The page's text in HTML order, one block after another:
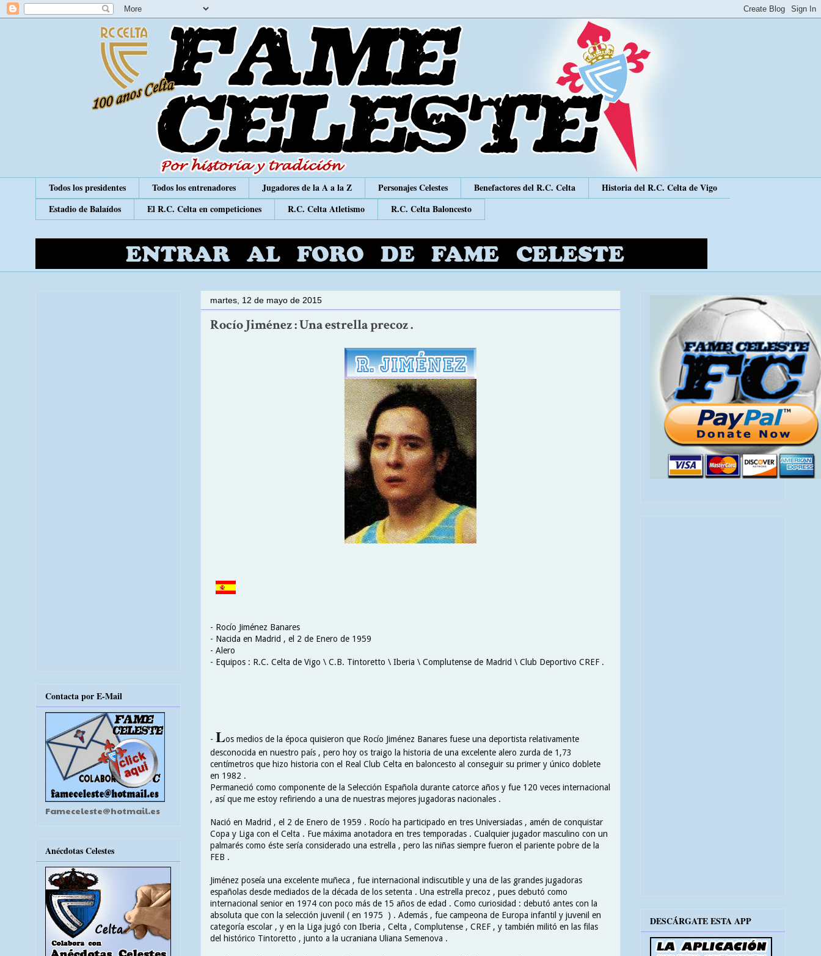
Todos los presidentes Todos los entrenadores Jugadores de la A a la Z Personajes Celestes Benefactores del R.C. Celta
Historia del R.C. Celta de Vigo
Estadio de Balaídos
El R.C. Celta en competiciones R.C. Celta Atletismo R.C. Celta Baloncesto
martes, 12 de mayo de 2015
Rocío Jiménez : Una estrella precoz .
- Rocío Jiménez Banares
- Nacida en Madrid , el 2 de Enero de 1959
- Alero
- Equipos : R.C. Celta de Vigo \ C.B. Tintoretto \ Iberia \ Complutense de Madrid \ Club Deportivo CREF .
- Los medios de la época quisieron que Rocío Jiménez Banares fuese una deportista relativamente
desconocida en nuestro país , pero hoy os traigo la historia de una excelente alero zurda de 1,73
centímetros que hizo historia con el Real Club Celta en baloncesto al conseguir su primer y único doblete
en 1982 .
Permaneció como componente de la Selección Española durante catorce años y fue 120 veces internacional
, así que me estoy refiriendo a una de nuestras mejores jugadoras nacionales .
Nació en Madrid , el 2 de Enero de 1959 . Rocío ha participado en tres Universiadas , amén de conquistar
Copa y Liga con el Celta . Fue máxima anotadora en tres temporadas . Cualquier jugador masculino con un
palmarés como éste sería considerado una estrella , pero las niñas siempre fueron el pariente pobre de la
FEB .
Jiménez poseía una excelente muñeca , fue internacional indiscutible y una de las grandes jugadoras
españolas desde mediados de la década de los setenta . Una estrella precoz , pues debutó como
internacional senior en 1974 con poco más de 15 años de edad . Como curiosidad : debutó antes con la
absoluta que con la selección juvenil ( en 1975 ) . Además , fue campeona de Europa infantil y juvenil en
categoría escolar , y en la Liga jugó con Iberia , Celta , Complutense , CREF , y también militó en las filas
del histórico Tintoretto , junto a la ucraniana Uliana Semenova .
Contacta por E-Mail
Fameceleste@hotmail.es
Anécdotas Celestes
DESCÁRGATE ESTA APP